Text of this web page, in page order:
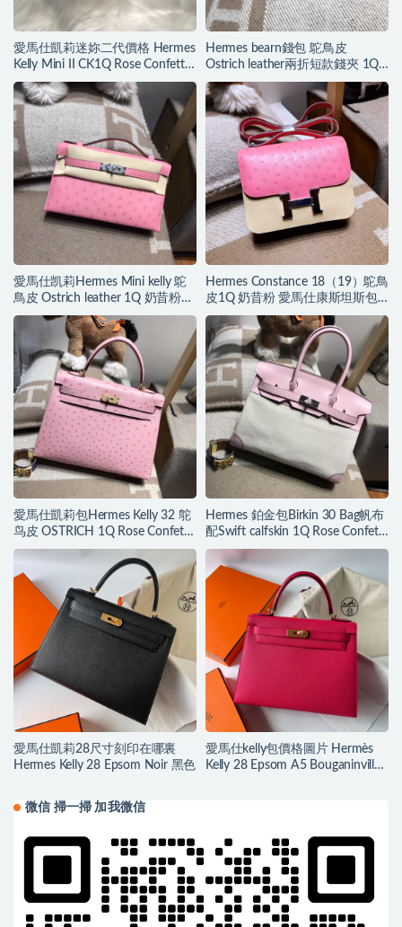
愛馬仕凱莉迷妳二代價格 Hermes
Kelly Mini II CK1Q Rose Confetti
奶昔粉
Hermes bearn錢包 鴕鳥皮
Ostrich leather兩折短款錢夾 1Q
奶昔粉
愛馬仕凯莉Hermes Mini kelly 鴕
鳥皮 Ostrich leather 1Q 奶昔粉
銀扣金屬
Hermes Constance 18（19）鴕鳥
皮1Q 奶昔粉 愛馬仕康斯坦斯包
空姐包
愛馬仕凱莉包Hermes Kelly 32 鸵
鸟皮 OSTRICH 1Q Rose Confetti
奶昔粉色金扣
Hermes 鉑金包Birkin 30 Bag帆布
配Swift calfskin 1Q Rose Confetti
奶昔粉银扣
愛馬仕凱莉28尺寸刻印在哪裏
Hermes Kelly 28 Epsom Noir 黑色
愛馬仕kelly包價格圖片 Hermès
Kelly 28 Epsom A5 Bouganinviller
微信 掃一掃 加我微信